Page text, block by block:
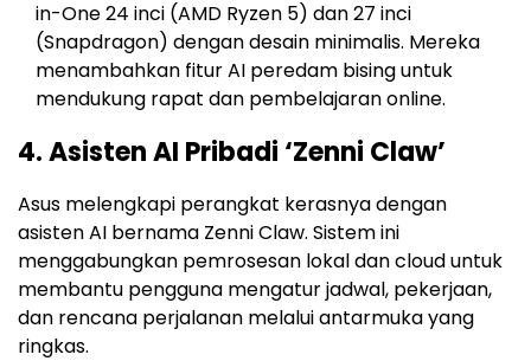
in-One 24 inci (AMD Ryzen 5) dan 27 inci
(Snapdragon) dengan desain minimalis. Mereka
menambahkan fitur AI peredam bising untuk
mendukung rapat dan pembelajaran online.
4. Asisten AI Pribadi ‘Zenni Claw’
Asus melengkapi perangkat kerasnya dengan
asisten AI bernama Zenni Claw. Sistem ini
menggabungkan pemrosesan lokal dan cloud untuk
membantu pengguna mengatur jadwal, pekerjaan,
dan rencana perjalanan melalui antarmuka yang
ringkas.